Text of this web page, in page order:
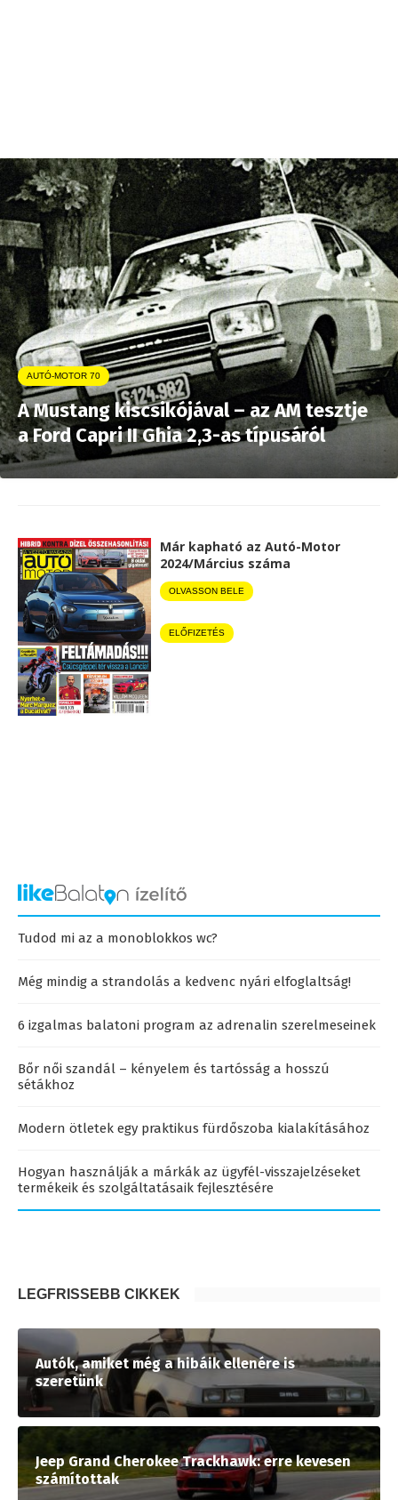
AUTÓ-MOTOR 70
A Mustang kiscsikójával – az AM tesztje
a Ford Capri II Ghia 2,3-as típusáról
Már kapható az Autó-Motor
2024/Március száma
OLVASSON BELE
ELŐFIZETÉS
Tudod mi az a monoblokkos wc?
Még mindig a strandolás a kedvenc nyári elfoglaltság!
6 izgalmas balatoni program az adrenalin szerelmeseinek
Bőr női szandál – kényelem és tartósság a hosszú
sétákhoz
Modern ötletek egy praktikus fürdőszoba kialakításához
Hogyan használják a márkák az ügyfél-visszajelzéseket
termékeik és szolgáltatásaik fejlesztésére
LEGFRISSEBB CIKKEK
Autók, amiket még a hibáik ellenére is
szeretünk
Jeep Grand Cherokee Trackhawk: erre kevesen
számítottak